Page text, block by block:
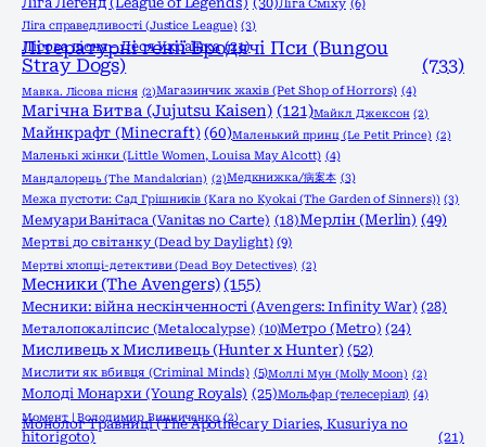
Ліга Сміху (6)
Ліга справедливості (Justice League) (3)
Лісова пісня - Леся Українка (21)
Літературні генії Бродячі Пси (Bungou
Stray Dogs)
(733)
Мавка. Лісова пісня (2)Магазинчик жахів (Pet Shop of Horrors) (4)
Магічна Битва (Jujutsu Kaisen) (121)Майкл Джексон (2)
Майнкрафт (Minecraft) (60)Маленький принц (Le Petit Prince) (2)
Маленькі жінки (Little Women, Louisa May Alcott) (4)
Мандалорець (The Mandalorian) (2)Медкнижка/病案本 (3)
Межа пустоти: Сад Грішників (Kara no Kyokai (The Garden of Sinners)) (3)
Мемуари Ванітаса (Vanitas no Carte) (18)Мерлін (Merlin) (49)
Мертві до світанку (Dead by Daylight) (9)
Мертві хлопці-детективи (Dead Boy Detectives) (2)
Месники (The Avengers) (155)
Месники: війна нескінченності (Avengers: Infinity War) (28)
Металопокаліпсис (Metalocalypse) (10)Метро (Metro) (24)
Мисливець х Мисливець (Hunter x Hunter) (52)
Мислити як вбивця (Criminal Minds) (5)Моллі Мун (Molly Moon) (2)
Молоді Монархи (Young Royals) (25)Мольфар (телесеріал) (4)
Момент | Володимир Винниченко (2)
Монолог Травниці (The Apothecary Diaries, Kusuriya no
hitorigoto)
(21)